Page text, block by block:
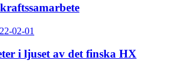
02-01
i ljuset av det finska HX